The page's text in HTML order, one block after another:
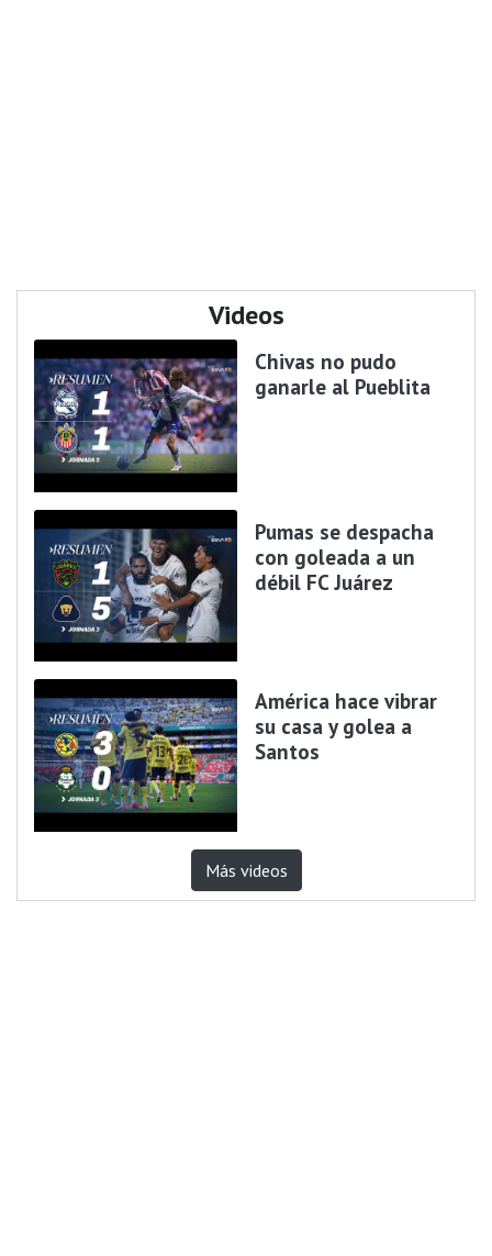
Videos
Chivas no pudo
ganarle al Pueblita
Pumas se despacha
con goleada a un
débil FC Juárez
América hace vibrar
su casa y golea a
Santos
Más videos